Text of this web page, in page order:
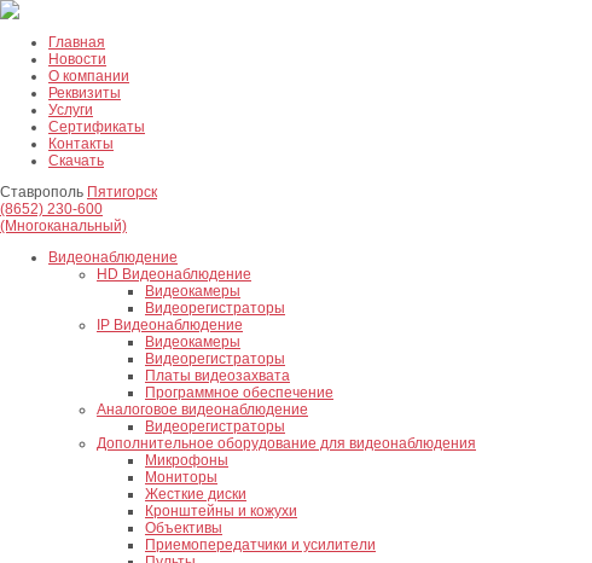
Главная
Новости
О компании
Реквизиты
Услуги
Сертификаты
Контакты
Скачать
Ставрополь Пятигорск
(8652) 230-600
(Многоканальный)
Видеонаблюдение
HD Видеонаблюдение
Видеокамеры
Видеорегистраторы
IP Видеонаблюдение
Видеокамеры
Видеорегистраторы
Платы видеозахвата
Программное обеспечение
Аналоговое видеонаблюдение
Видеорегистраторы
Дополнительное оборудование для видеонаблюдения
Микрофоны
Мониторы
Жесткие диски
Кронштейны и кожухи
Объективы
Приемопередатчики и усилители